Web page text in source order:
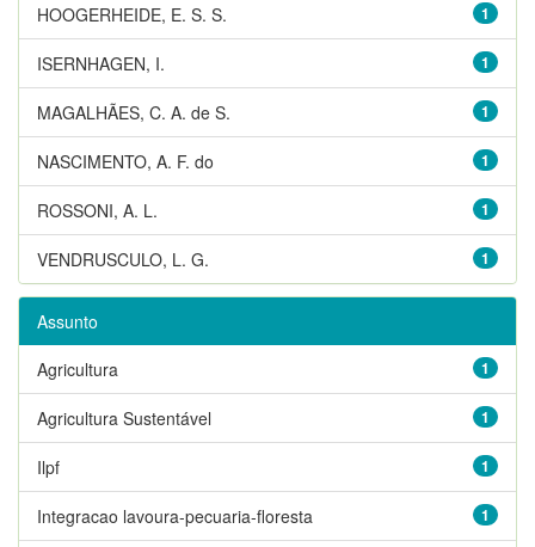
1
HOOGERHEIDE, E. S. S.
1
ISERNHAGEN, I.
1
MAGALHÃES, C. A. de S.
1
NASCIMENTO, A. F. do
1
ROSSONI, A. L.
1
VENDRUSCULO, L. G.
Assunto
1
Agricultura
1
Agricultura Sustentável
1
Ilpf
1
Integracao lavoura-pecuaria-floresta